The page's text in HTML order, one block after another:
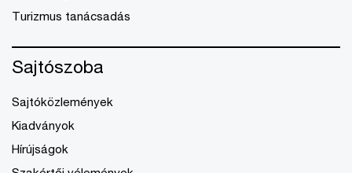
Turizmus tanácsadás
Sajtószoba
Sajtóközlemények
Kiadványok
Hírújságok